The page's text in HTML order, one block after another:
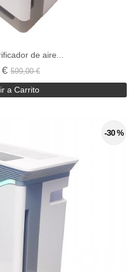
de aire...
€599,00 €
a Carrito
-30 %